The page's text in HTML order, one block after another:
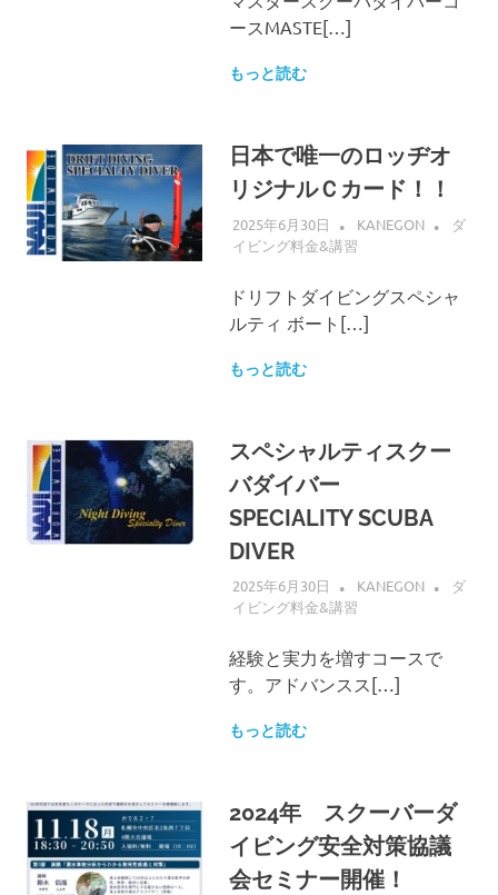
ースMASTE[…]
もっと読む
日本で唯一のロッヂオ
リジナルＣカード！！
2025年6月30日 KANEGON
ダ
イビング料金&講習
ドリフトダイビングスペシャ
ルティ ボート[…]
もっと読む
スペシャルティスクー
バダイバー
SPECIALITY SCUBA
DIVER
2025年6月30日 KANEGON
ダ
イビング料金&講習
経験と実力を増すコースで
す。アドバンスス[…]
もっと読む
2024年 スクーバーダ
イビング安全対策協議
会セミナー開催！